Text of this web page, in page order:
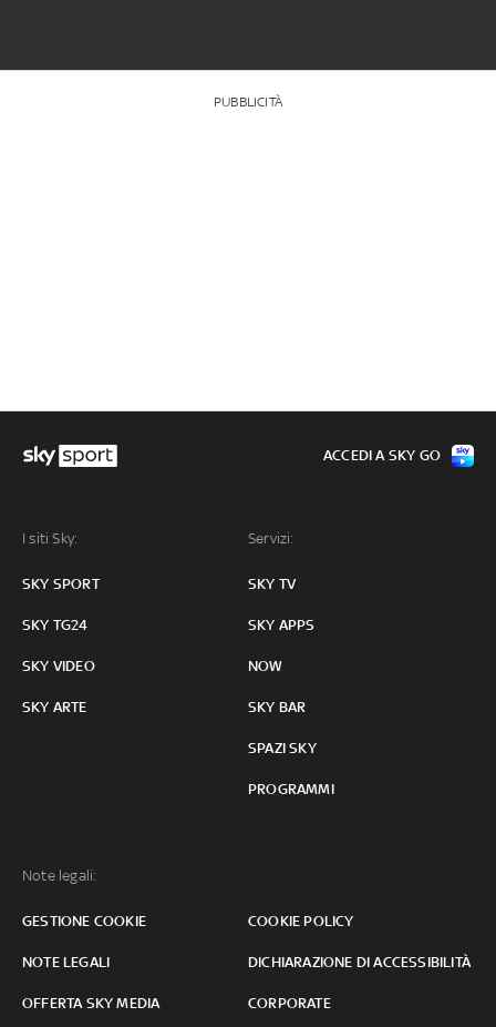
PUBBLICITÀ
I siti Sky:
SKY SPORT
SKY TG24
SKY VIDEO
SKY ARTE
Servizi:
SKY TV
SKY APPS
NOW
SKY BAR
SPAZI SKY
PROGRAMMI
Note legali:
GESTIONE COOKIE COOKIE POLICY
NOTE LEGALI DICHIARAZIONE DI ACCESSIBILITÀ
OFFERTA SKY MEDIA CORPORATE
ACCEDI A SKY GO